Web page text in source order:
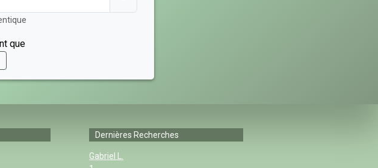
que
Dernières Recherches
Gabriel L.